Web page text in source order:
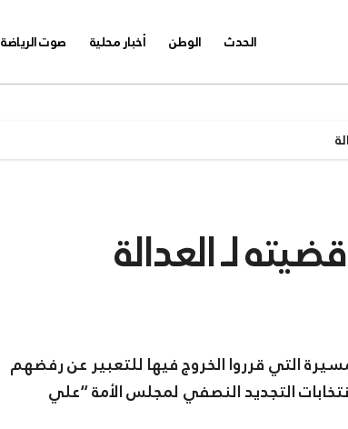
الحدث الوطن أخبار محلية صوت الرياضة
لـ العدالة
التي قرروا الخروج فيها للتعبير عن رفضهم
التجديد النصفي لمجلس الأمة “علي